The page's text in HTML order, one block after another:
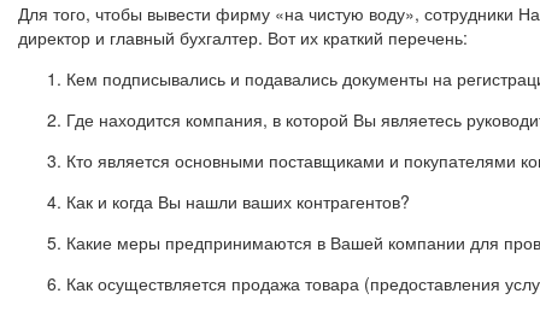
Для того, чтобы вывести фирму «на чистую воду», сотрудники
директор и главный бухгалтер. Вот их краткий перечень:
Кем подписывались и подавались документы на
Где находится компания, в которой Вы являетесь
Кто является основными поставщиками и покупателями
Как и когда Вы нашли ваших контрагентов?
Какие меры предпринимаются в Вашей компании для
Как осуществляется продажа товара (предоставления